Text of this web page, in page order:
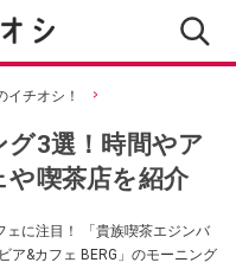
イチオシ！
3選！時間やア
喫茶店を紹介
に注目！ 「貴族喫茶エジンバ
ア&カフェ BERG」のモーニング